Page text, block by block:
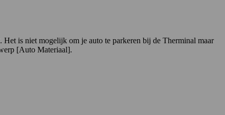
is niet mogelijk om je auto te parkeren bij de Therminal maar
[Auto Materiaal].